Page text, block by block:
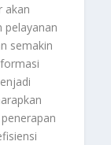
akan
pelayanan
semakin